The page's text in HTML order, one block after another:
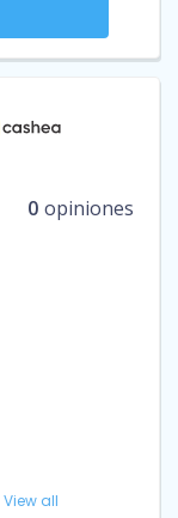
0 opiniones
View all